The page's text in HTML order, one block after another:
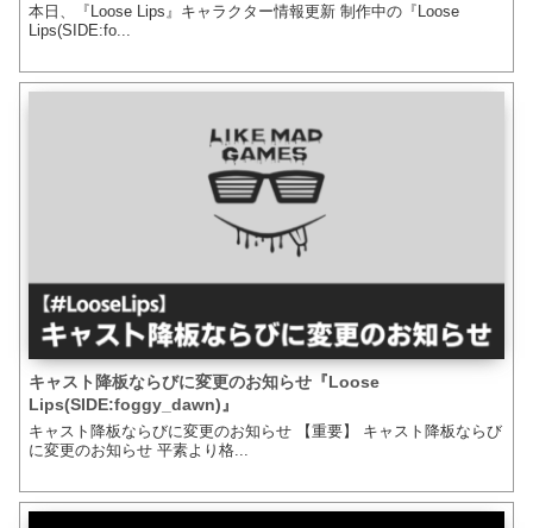
本日、『Loose Lips』キャラクター情報更新 制作中の『Loose
Lips(SIDE:fo...
キャスト降板ならびに変更のお知らせ『Loose
Lips(SIDE:foggy_dawn)』
キャスト降板ならびに変更のお知らせ 【重要】 キャスト降板ならび
に変更のお知らせ 平素より格...